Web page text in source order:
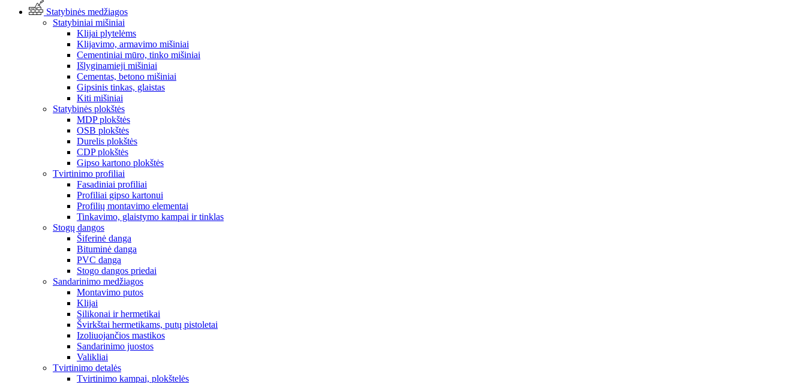
Statybinės medžiagos
Statybiniai mišiniai
Klijai plytelėms
Klijavimo, armavimo mišiniai
Cementiniai mūro, tinko mišiniai
Išlyginamieji mišiniai
Cementas, betono mišiniai
Gipsinis tinkas, glaistas
Kiti mišiniai
Statybinės plokštės
MDP plokštės
OSB plokštės
Durelis plokštės
CDP plokštės
Gipso kartono plokštės
Tvirtinimo profiliai
Fasadiniai profiliai
Profiliai gipso kartonui
Profilių montavimo elementai
Tinkavimo, glaistymo kampai ir tinklas
Stogų dangos
Šiferinė danga
Bituminė danga
PVC danga
Stogo dangos priedai
Sandarinimo medžiagos
Montavimo putos
Klijai
Silikonai ir hermetikai
Švirkštai hermetikams, putų pistoletai
Izoliuojančios mastikos
Sandarinimo juostos
Valikliai
Tvirtinimo detalės
Tvirtinimo kampai, plokštelės